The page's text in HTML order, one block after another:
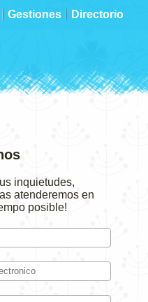
Gestiones Directorio
inquietudes,
atenderemos en
posible!